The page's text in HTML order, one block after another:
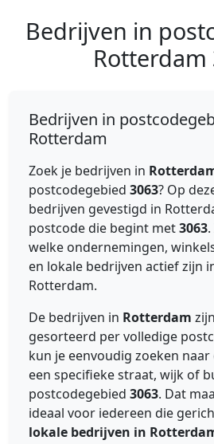
Bedrijven in
Rotterdam
Bedrijven in
Rotterdam
Zoek je bedrijven in
postcodegebied 3063? Op
bedrijven gevestigd in
postcode die begint met3063
welke ondernemingen,
en lokale bedrijven actief zijn
Rotterdam.
De bedrijven in Rotterdam
gesorteerd per volledige
kun je eenvoudig zoeken
een specifieke straat, wijk of
postcodegebied 3063. Dat
ideaal voor iedereen die
lokale bedrijven in